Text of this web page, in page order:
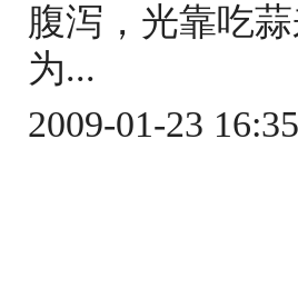
腹泻，光靠吃
为...
2009-01-23